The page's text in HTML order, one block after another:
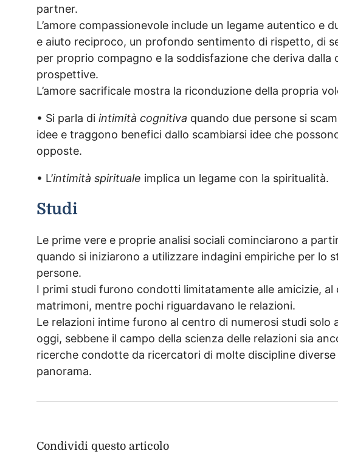
partner.
L’amore compassionevole include un legame autentico e
e aiuto reciproco, un profondo sentimento di rispetto, di
per proprio compagno e la soddisfazione che deriva dalla
prospettive.
L’amore sacrificale mostra la riconduzione della propria
• Si parla diintimità cognitiva quando due persone si
idee e traggono benefici dallo scambiarsi idee che
opposte.
• L’intimità spirituale implica un legame con la spiritualità.
Studi
Le prime vere e proprie analisi sociali cominciarono a
quando si iniziarono a utilizzare indagini empiriche per lo
persone.
I primi studi furono condotti limitatamente alle amicizie,
matrimoni, mentre pochi riguardavano le relazioni.
Le relazioni intime furono al centro di numerosi studi solo
oggi, sebbene il campo della scienza delle relazioni sia
ricerche condotte da ricercatori di molte discipline
panorama.
Condividi questo articolo